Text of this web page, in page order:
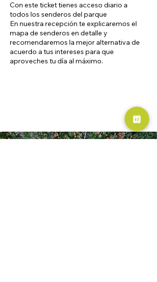
Con este ticket tienes acceso diario a
todos los senderos del parque
En nuestra recepción te explicaremos el
mapa de senderos en detalle y
recomendaremos la mejor alternativa de
acuerdo a tus intereses para que
aproveches tu día al máximo.